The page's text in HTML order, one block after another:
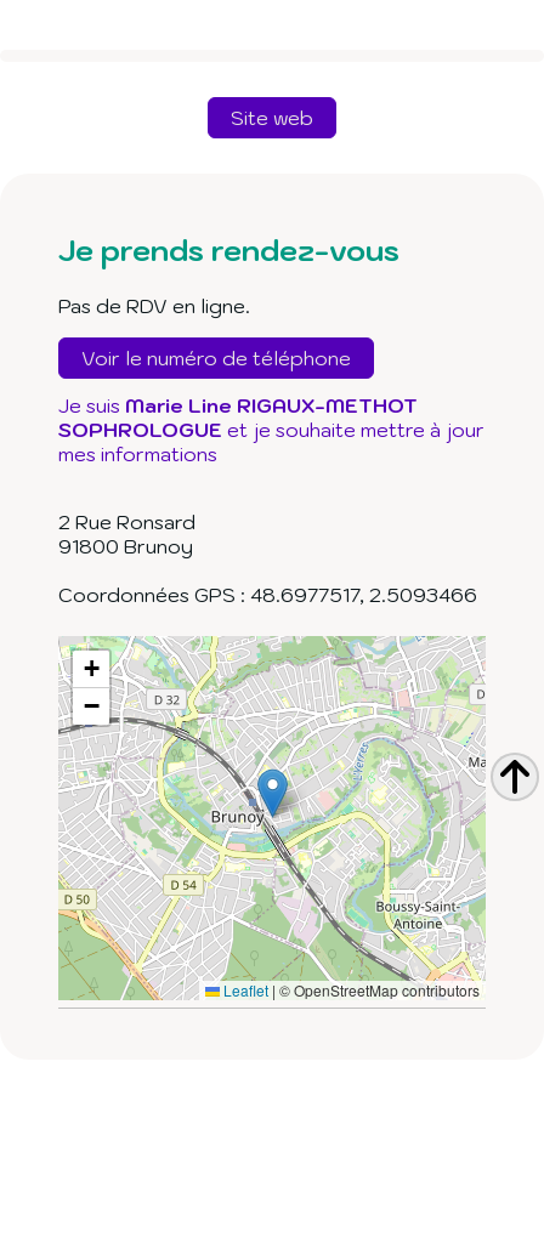
Site web
Je prends rendez-vous
Pas de RDV en ligne.
Voir le numéro de téléphone
Je suis Marie Line RIGAUX-METHOT
SOPHROLOGUE et je souhaite mettre à jour
mes informations
2 Rue Ronsard
91800 Brunoy
Coordonnées GPS : 48.6977517, 2.5093466
+
−
Leaflet | © OpenStreetMap contributors